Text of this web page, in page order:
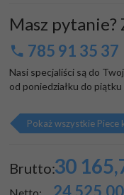
Masz pytanie?
785 91 35 37
Nasi specjaliści są do
od poniedziałku do
Pokaż wszystkie
Brutto:30 165,
Netto: 24 525,00